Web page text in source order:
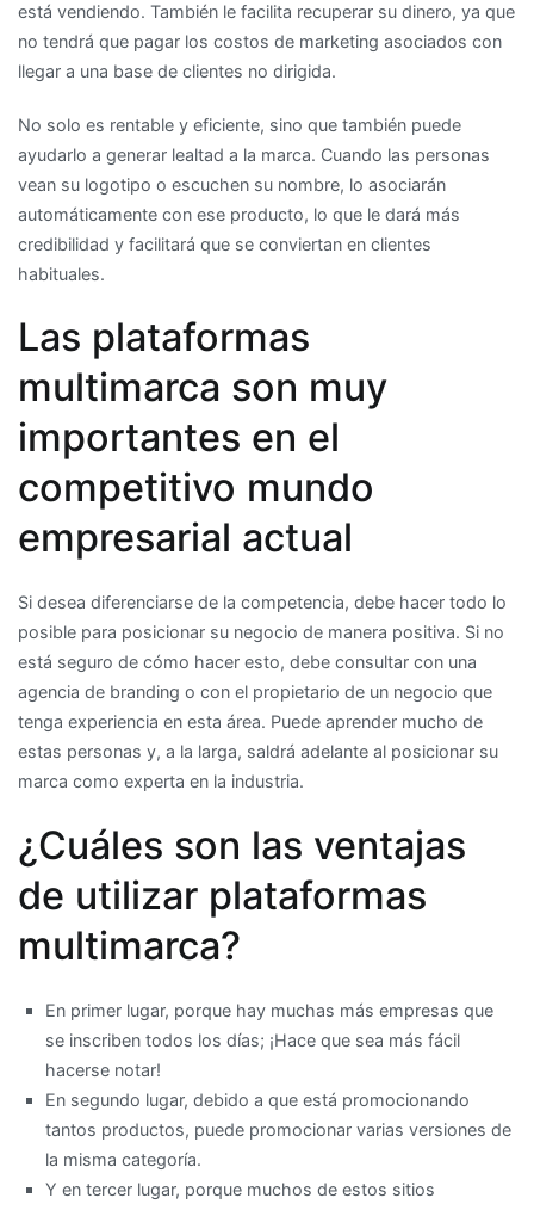
está vendiendo. También le facilita recuperar su dinero, ya que
no tendrá que pagar los costos de marketing asociados con
llegar a una base de clientes no dirigida.
No solo es rentable y eficiente, sino que también puede
ayudarlo a generar lealtad a la marca. Cuando las personas
vean su logotipo o escuchen su nombre, lo asociarán
automáticamente con ese producto, lo que le dará más
credibilidad y facilitará que se conviertan en clientes
habituales.
Las plataformas
multimarca son muy
importantes en el
competitivo mundo
empresarial actual
Si desea diferenciarse de la competencia, debe hacer todo lo
posible para posicionar su negocio de manera positiva. Si no
está seguro de cómo hacer esto, debe consultar con una
agencia de branding o con el propietario de un negocio que
tenga experiencia en esta área. Puede aprender mucho de
estas personas y, a la larga, saldrá adelante al posicionar su
marca como experta en la industria.
¿Cuáles son las ventajas
de utilizar plataformas
multimarca?
En primer lugar, porque hay muchas más empresas que
se inscriben todos los días; ¡Hace que sea más fácil
hacerse notar!
En segundo lugar, debido a que está promocionando
tantos productos, puede promocionar varias versiones de
la misma categoría.
Y en tercer lugar, porque muchos de estos sitios